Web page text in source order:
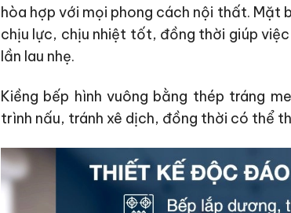
hòa hợp với mọi phong cách nội thất. Mặt
chịu lực, chịu nhiệt tốt, đồng thời giúp
lần lau nhẹ.
Kiềng bếp hình vuông bằng thép tráng
trình nấu, tránh xê dịch, đồng thời có thể